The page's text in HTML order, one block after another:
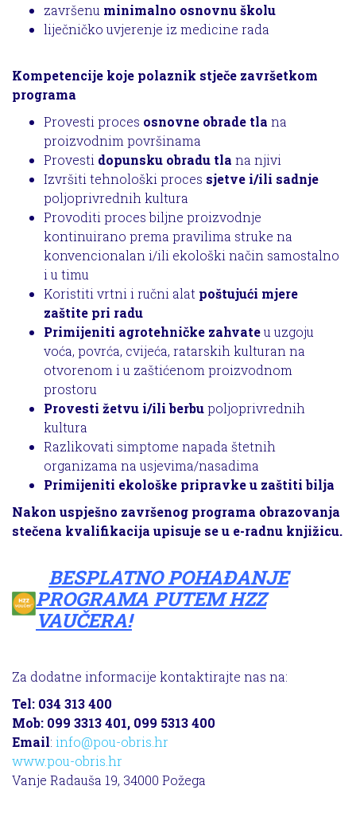
završenu minimalno osnovnu školu
liječničko uvjerenje iz medicine rada
Kompetencije koje polaznik stječe završetkom
programa
Provesti proces osnovne obrade tla na
proizvodnim površinama
Provesti dopunsku obradu tla na njivi
Izvršiti tehnološki proces sjetve i/ili sadnje
poljoprivrednih kultura
Provoditi proces biljne proizvodnje
kontinuirano prema pravilima struke na
konvencionalan i/ili ekološki način samostalno
i u timu
Koristiti vrtni i ručni alat poštujući mjere
zaštite pri radu
Primijeniti agrotehničke zahvateu uzgoju
voća, povrća, cvijeća, ratarskih kulturan na
otvorenom i u zaštićenom proizvodnom
prostoru
Provesti žetvu i/ili berbupoljoprivrednih
kultura
Razlikovati simptome napada štetnih
organizama na usjevima/nasadima
Primijeniti ekološke pripravke u zaštiti bilja
Nakon uspješno završenog programa obrazovanja
stečena kvalifikacija upisuje se u e-radnu knjižicu.
BESPLATNO POHAĐANJE
PROGRAMA PUTEM HZZ
VAUČERA!
Za dodatne informacije kontaktirajte nas na:
Tel: 034 313 400
Mob: 099 3313 401, 099 5313 400
Email: info@pou-obris.hr
www.pou-obris.hr
Vanje Radauša 19, 34000 Požega